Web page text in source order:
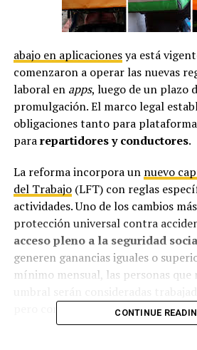
abajo en aplicacionesya está
comenzaron a operar las nuevas
laboral en apps, luego de un plazo
promulgación. El marco legal
obligaciones tanto para
pararepartidores y conductores.
La reforma incorpora un nuevo
del Trabajo(LFT) con reglas
actividades. Uno de los cambios
protección universal contra
acceso pleno a la seguridad
generen ganancias iguales o
mínimo mensual, las personas que
pero contarán con la protección
CONTINUE